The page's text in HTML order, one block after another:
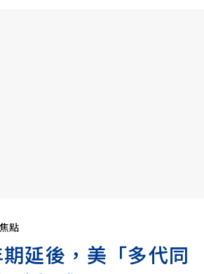
點
延後，美「多代同